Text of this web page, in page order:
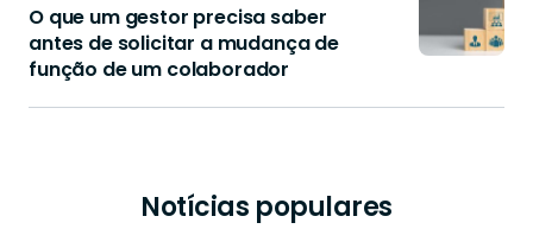
O que um gestor precisa saber
antes de solicitar a mudança de
função de um colaborador
Notícias populares